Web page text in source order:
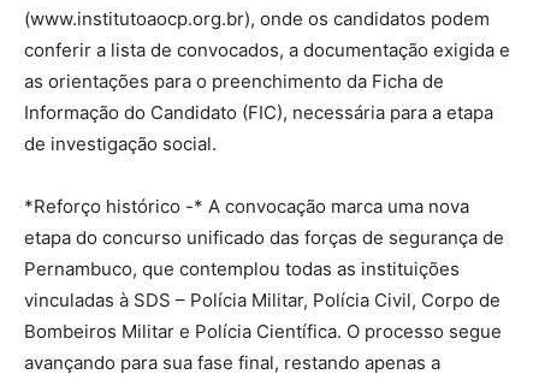
(www.institutoaocp.org.br), onde os candidatos podem
conferir a lista de convocados, a documentação exigida e
as orientações para o preenchimento da Ficha de
Informação do Candidato (FIC), necessária para a etapa
de investigação social.
*Reforço histórico -* A convocação marca uma nova
etapa do concurso unificado das forças de segurança de
Pernambuco, que contemplou todas as instituições
vinculadas à SDS – Polícia Militar, Polícia Civil, Corpo de
Bombeiros Militar e Polícia Científica. O processo segue
avançando para sua fase final, restando apenas a